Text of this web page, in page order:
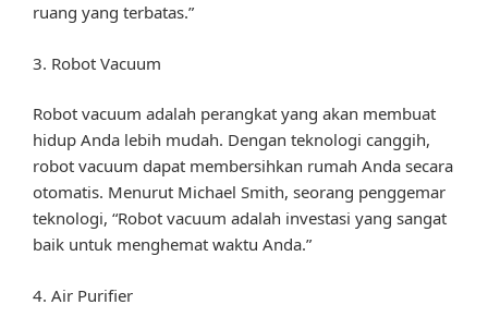
ruang yang terbatas.”
3. Robot Vacuum
Robot vacuum adalah perangkat yang akan membuat
hidup Anda lebih mudah. Dengan teknologi canggih,
robot vacuum dapat membersihkan rumah Anda secara
otomatis. Menurut Michael Smith, seorang penggemar
teknologi, “Robot vacuum adalah investasi yang sangat
baik untuk menghemat waktu Anda.”
4. Air Purifier